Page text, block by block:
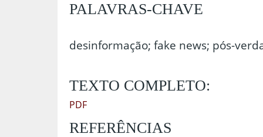
PALAVRAS-CHAVE
desinformação; fake news; pós-
TEXTO COMPLETO:
PDF
REFERÊNCIAS